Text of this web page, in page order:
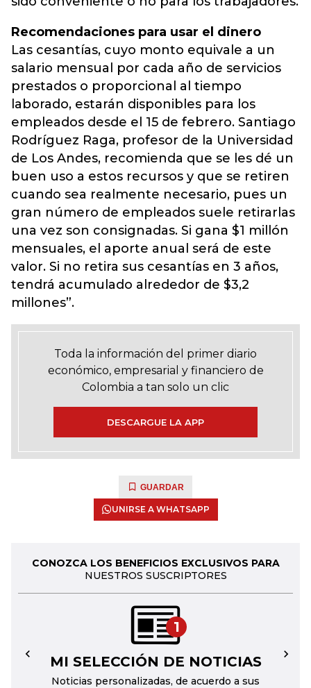
Recomendaciones para usar el dinero
Las cesantías, cuyo monto equivale a un
salario mensual por cada año de servicios
prestados o proporcional al tiempo
laborado, estarán disponibles para los
empleados desde el 15 de febrero. Santiago
Rodríguez Raga, profesor de la Universidad
de Los Andes, recomienda que se les dé un
buen uso a estos recursos y que se retiren
cuando sea realmente necesario, pues un
gran número de empleados suele retirarlas
una vez son consignadas. Si gana $1 millón
mensuales, el aporte anual será de este
valor. Si no retira sus cesantías en 3 años,
tendrá acumulado alrededor de $3,2
millones”.
Toda la información del primer diario
económico, empresarial y financiero de
Colombia a tan solo un clic
DESCARGUE LA APP
GUARDAR
UNIRSE A WHATSAPP
CONOZCA LOS BENEFICIOS EXCLUSIVOS PARA
NUESTROS SUSCRIPTORES
1
MI SELECCIÓN DE NOTICIAS
Noticias personalizadas, de acuerdo a sus
← →